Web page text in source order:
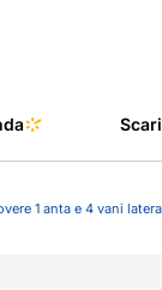
1 anta e 4 vani